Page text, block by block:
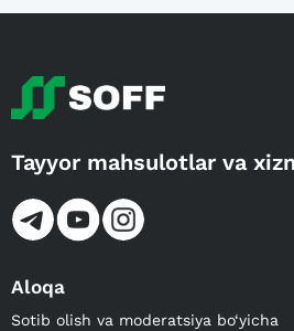
Tayyor mahsulotlar va
Aloqa
Sotib olish va moderatsiya bo‘yicha